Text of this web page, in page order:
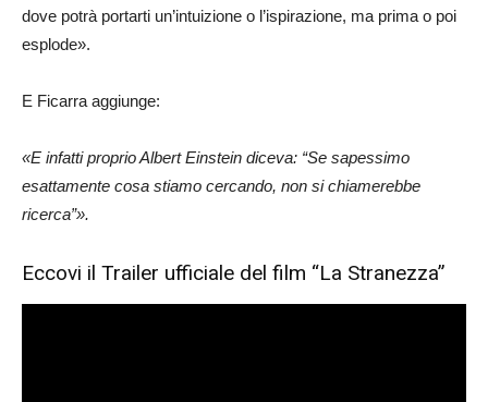
dove potrà portarti un’intuizione o l’ispirazione, ma prima o poi
esplode».
E Ficarra aggiunge:
«E infatti proprio Albert Einstein diceva: “Se sapessimo
esattamente cosa stiamo cercando, non si chiamerebbe
ricerca”».
Eccovi il Trailer ufficiale del film “La Stranezza”